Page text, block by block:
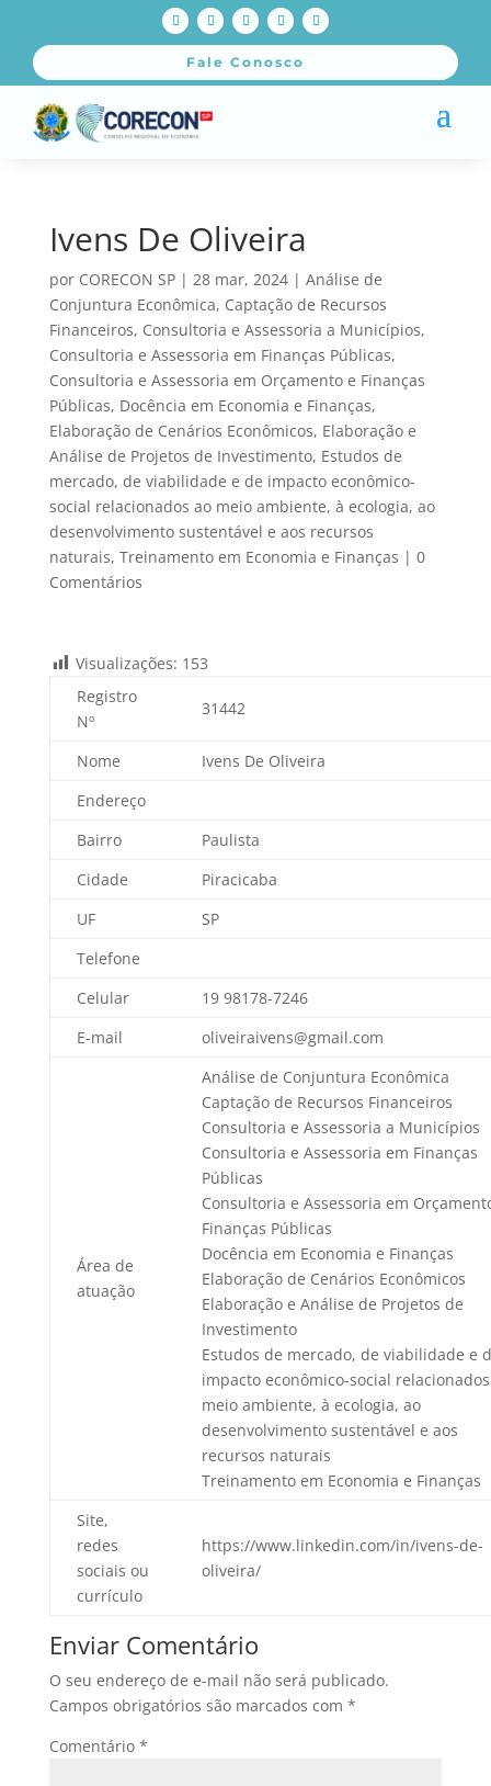
Fale Conosco
Ivens De Oliveira
por CORECON SP| 28 mar, 2024| Análise de
Conjuntura Econômica, Captação de Recursos
Financeiros, Consultoria e Assessoria a Municípios,
Consultoria e Assessoria em Finanças Públicas,
Consultoria e Assessoria em Orçamento e Finanças
Públicas, Docência em Economia e Finanças,
Elaboração de Cenários Econômicos, Elaboração e
Análise de Projetos de Investimento, Estudos de
mercado, de viabilidade e de impacto econômico-
social relacionados ao meio ambiente, à ecologia, ao
desenvolvimento sustentável e aos recursos
naturais, Treinamento em Economia e Finanças | 0
Comentários
Visualizações: 153
Registro
Nº
31442
Nome
Ivens De Oliveira
Endereço
Bairro
Paulista
Cidade
Piracicaba
UF
SP
Telefone
Celular
19 98178-7246
E-mail
oliveiraivens@gmail.com
Área de
atuação
Análise de Conjuntura Econômica
Captação de Recursos Financeiros
Consultoria e Assessoria a Municípios
Consultoria e Assessoria em Finanças
Públicas
Consultoria e Assessoria em
Finanças Públicas
Docência em Economia e Finanças
Elaboração de Cenários Econômicos
Elaboração e Análise de Projetos de
Investimento
Estudos de mercado, de viabilidade e
impacto econômico-social
meio ambiente, à ecologia, ao
desenvolvimento sustentável e aos
recursos naturais
Treinamento em Economia e Finanças
Site,
redes
sociais ou
currículo
https://www.linkedin.com/in/ivens-de-
oliveira/
Enviar Comentário
O seu endereço de e-mail não será publicado.
Campos obrigatórios são marcados com *
Comentário *